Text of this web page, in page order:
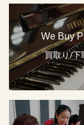
We Buy
買取り/下